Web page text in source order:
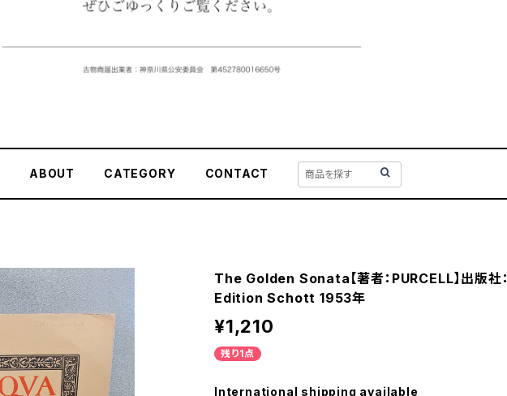
ABOUT CATEGORY CONTACT
The Golden Sonata【著者：PURCELL】出版社：
Edition Schott 1953年
¥1,210
残り1点
International shipping available